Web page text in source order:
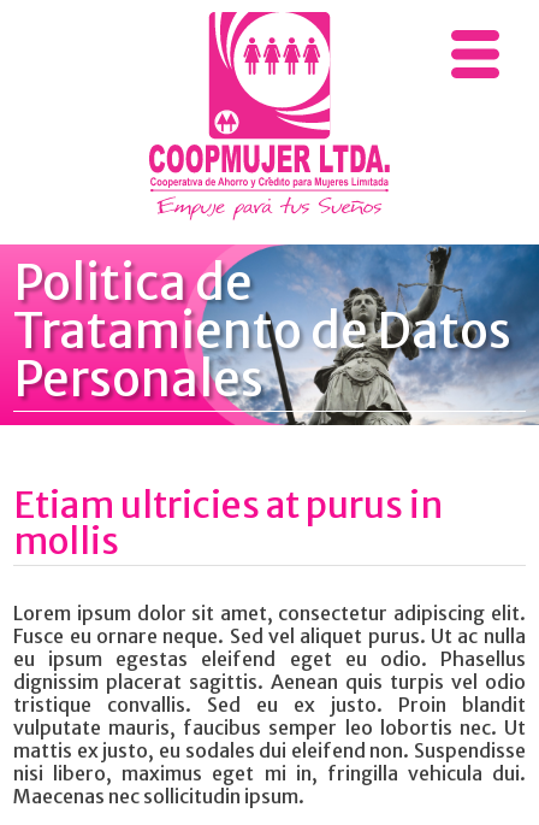
Politica de
Tratamiento de Datos
Personales
Etiam ultricies at purus in
mollis
Lorem ipsum dolor sit amet, consectetur adipiscing elit.
Fusce eu ornare neque. Sed vel aliquet purus. Ut ac nulla
eu ipsum egestas eleifend eget eu odio. Phasellus
dignissim placerat sagittis. Aenean quis turpis vel odio
tristique convallis. Sed eu ex justo. Proin blandit
vulputate mauris, faucibus semper leo lobortis nec. Ut
mattis ex justo, eu sodales dui eleifend non. Suspendisse
nisi libero, maximus eget mi in, fringilla vehicula dui.
Maecenas nec sollicitudin ipsum.